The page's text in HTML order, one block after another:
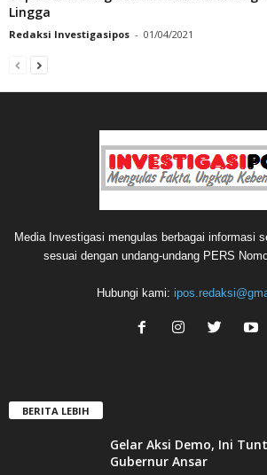
Lingga
Redaksi Investigasipos - 01/04/2021
Media Investigasi mengulas berbagai informasi
sesuai dengan undang-undang PERS
Hubungi kami:
BERITA LEBIH
Gelar Aksi Demo, Ini
Gubernur Ansar